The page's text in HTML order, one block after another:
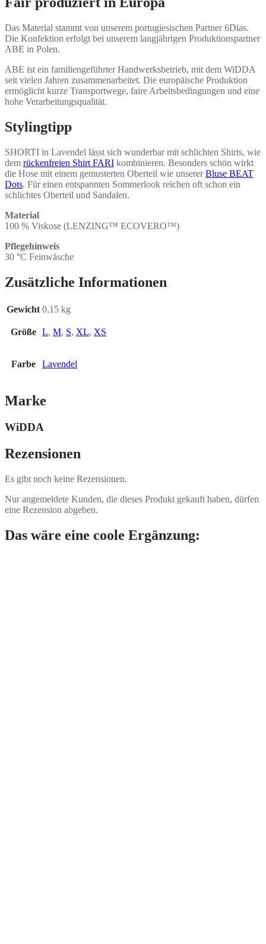
Das Material stammt von unserem portugiesischen Partner 6Dias.
Die Konfektion erfolgt bei unserem langjährigen Produktionspartner
ABE in Polen.
ABE ist ein familiengeführter Handwerksbetrieb, mit dem WiDDA
seit vielen Jahren zusammenarbeitet. Die europäische Produktion
ermöglicht kurze Transportwege, faire Arbeitsbedingungen und eine
hohe Verarbeitungsqualität.
Stylingtipp
SHORTI in Lavendel lässt sich wunderbar mit schlichten Shirts, wie
dem rückenfreien Shirt FARI kombinieren. Besonders schön wirkt
die Hose mit einem gemusterten Oberteil wie unsererBluse BEAT
Dots. Für einen entspannten Sommerlook reichen oft schon ein
schlichtes Oberteil und Sandalen.
Material
100 % Viskose (LENZING™ ECOVERO™)
Pflegehinweis
30 °C Feinwäsche
Zusätzliche Informationen
Gewicht 0,15 kg
Größe L, M, S, XL, XS
Farbe Lavendel
Marke
WiDDA
Rezensionen
Es gibt noch keine Rezensionen.
Nur angemeldete Kunden, die dieses Produkt gekauft haben, dürfen
eine Rezension abgeben.
Das wäre eine coole Ergänzung: